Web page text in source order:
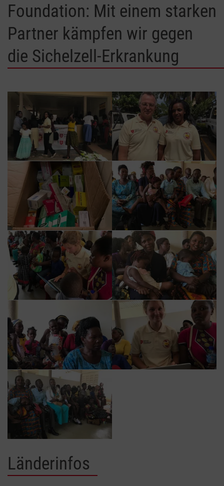
Foundation: Mit einem starken
Partner kämpfen wir gegen
die Sichelzell-Erkrankung
Länderinfos